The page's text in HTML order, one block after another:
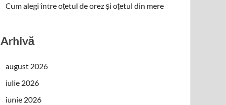
Cum alegi între oțetul de orez și oțetul din mere
Arhivă
august 2026
iulie 2026
iunie 2026